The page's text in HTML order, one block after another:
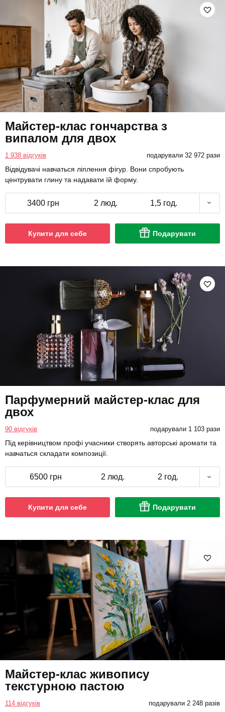
Майстер-клас гончарства з
випалом для двох
1 938 відгуків подарували 32 972 рази
Відвідувачі навчаться ліплення фігур. Вони спробують
центрувати глину та надавати їй форму.
3400 грн 2 люд. 1,5 год.
Купити для себе Подарувати
Парфумерний майстер-клас для
двох
90 відгуків подарували 1 103 рази
Під керівництвом профі учасники створять авторські аромати та
навчаться складати композиції.
6500 грн 2 люд. 2 год.
Купити для себе Подарувати
Майстер-клас живопису
текстурною пастою
114 відгуків подарували 2 248 разів